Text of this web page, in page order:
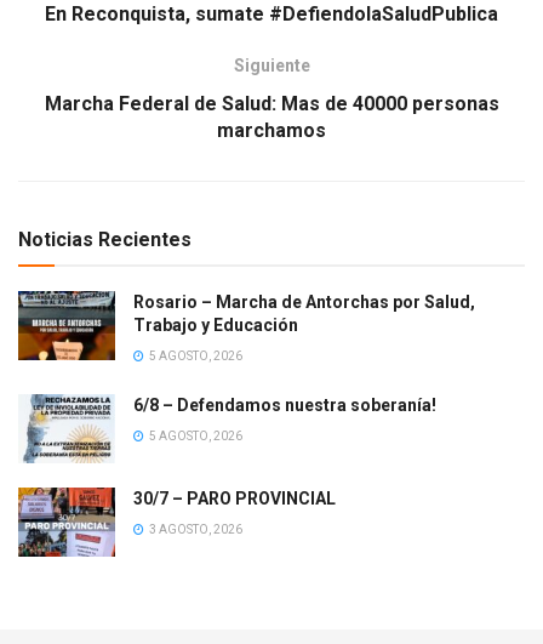
En Reconquista, sumate #DefiendolaSaludPublica
Siguiente
Marcha Federal de Salud: Mas de 40000 personas
marchamos
Noticias Recientes
Rosario – Marcha de Antorchas por Salud,
Trabajo y Educación
5 AGOSTO, 2026
6/8 – Defendamos nuestra soberanía!
5 AGOSTO, 2026
30/7 – PARO PROVINCIAL
3 AGOSTO, 2026